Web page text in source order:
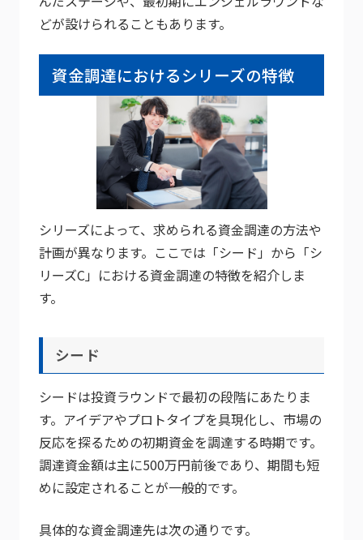
どが設けられることもあります。
資金調達におけるシリーズの特徴
シリーズによって、求められる資金調達の方法や
計画が異なります。ここでは「シード」から「シ
リーズC」における資金調達の特徴を紹介しま
す。
シード
シードは投資ラウンドで最初の段階にあたりま
す。アイデアやプロトタイプを具現化し、市場の
反応を探るための初期資金を調達する時期です。
調達資金額は主に500万円前後であり、期間も短
めに設定されることが一般的です。
具体的な資金調達先は次の通りです。